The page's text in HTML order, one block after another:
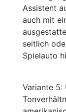
Assistent
auch mit
seitlich
Spielauto
Variante 5: